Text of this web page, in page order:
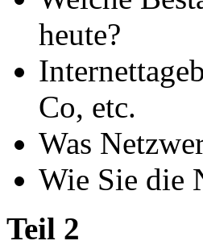
heute?
Co, etc.
Was
Wie Sie die
Teil 2